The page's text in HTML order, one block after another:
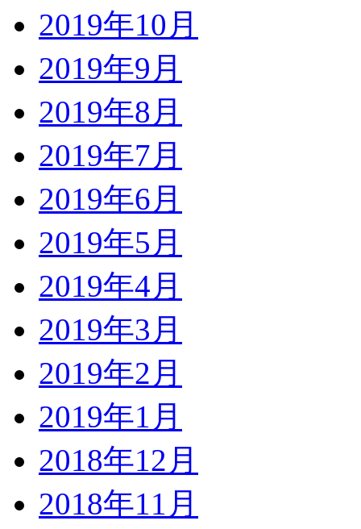
2019年10月
2019年9月
2019年8月
2019年7月
2019年6月
2019年5月
2019年4月
2019年3月
2019年2月
2019年1月
2018年12月
2018年11月